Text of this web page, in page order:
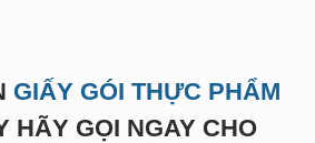
GIẤY GÓI THỰC PHẨM
HÃY GỌI NGAY CHO